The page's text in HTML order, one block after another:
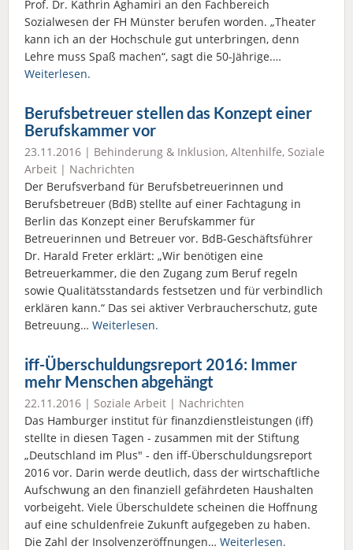
Prof. Dr. Kathrin Aghamiri an den Fachbereich
Sozialwesen der FH Münster berufen worden. „Theater
kann ich an der Hochschule gut unterbringen, denn
Lehre muss Spaß machen“, sagt die 50-Jährige.…
Weiterlesen.
Berufsbetreuer stellen das Konzept einer
Berufskammer vor
23.11.2016 | Behinderung & Inklusion, Altenhilfe, Soziale
Arbeit | Nachrichten
Der Berufsverband für Berufsbetreuerinnen und
Berufsbetreuer (BdB) stellte auf einer Fachtagung in
Berlin das Konzept einer Berufskammer für
Betreuerinnen und Betreuer vor. BdB-Geschäftsführer
Dr. Harald Freter erklärt: „Wir benötigen eine
Betreuerkammer, die den Zugang zum Beruf regeln
sowie Qualitätsstandards festsetzen und für verbindlich
erklären kann.“ Das sei aktiver Verbraucherschutz, gute
Betreuung… Weiterlesen.
iff-Überschuldungsreport 2016: Immer
mehr Menschen abgehängt
22.11.2016 | Soziale Arbeit | Nachrichten
Das Hamburger institut für finanzdienstleistungen (iff)
stellte in diesen Tagen - zusammen mit der Stiftung
„Deutschland im Plus" - den iff-Überschuldungsreport
2016 vor. Darin werde deutlich, dass der wirtschaftliche
Aufschwung an den finanziell gefährdeten Haushalten
vorbeigeht. Viele Überschuldete scheinen die Hoffnung
auf eine schuldenfreie Zukunft aufgegeben zu haben.
Die Zahl der Insolvenzeröffnungen… Weiterlesen.